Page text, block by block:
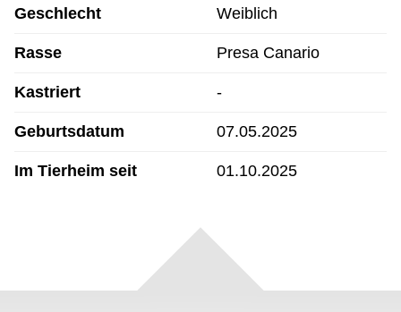
Geschlecht Weiblich
Rasse Presa Canario
Kastriert -
Geburtsdatum 07.05.2025
Im Tierheim seit 01.10.2025